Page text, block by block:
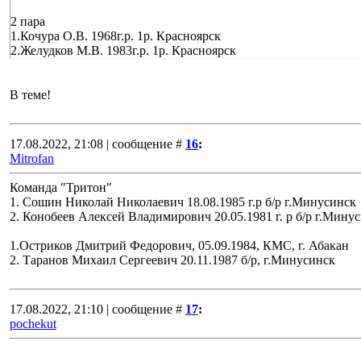
2 пара
1.Кочура О.В. 1968г.р. 1р. Красноярск
2.Желудков М.В. 1983г.р. 1р. Красноярск
В теме!
17.08.2022, 21:08 | сообщение # 16:
Mitrofan
Команда "Тритон"
1. Сошин Николай Николаевич 18.08.1985 г.р б/р г.Минусинск
2. Конобеев Алексей Владимирович 20.05.1981 г. р б/р
1.Остриков Дмитрий Федорович, 05.09.1984, КМС, г. Абакан
2. Таранов Михаил Сергеевич 20.11.1987 б/р, г.Минусинск
17.08.2022, 21:10 | сообщение # 17:
pochekut